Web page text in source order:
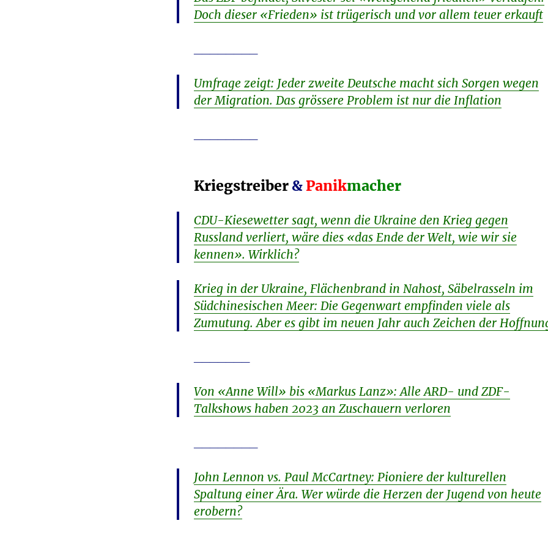
Doch dieser «Frieden» ist trügerisch und vor allem teuer erkauft
Umfrage zeigt: Jeder zweite Deutsche macht sich Sorgen wegen
der Migration. Das grössere Problem ist nur die Inflation
Kriegstreiber&Panikmacher
CDU-Kiesewetter sagt, wenn die Ukraine den Krieg gegen
Russland verliert, wäre dies «das Ende der Welt, wie wir sie
kennen». Wirklich?
Krieg in der Ukraine, Flächenbrand in Nahost, Säbelrasseln im
Südchinesischen Meer: Die Gegenwart empfinden viele als
Zumutung. Aber es gibt im neuen Jahr auch Zeichen der
Von «Anne Will» bis «Markus Lanz»: Alle ARD- und ZDF-
Talkshows haben 2023 an Zuschauern verloren
John Lennon vs. Paul McCartney: Pioniere der kulturellen
Spaltung einer Ära. Wer würde die Herzen der Jugend von heute
erobern?